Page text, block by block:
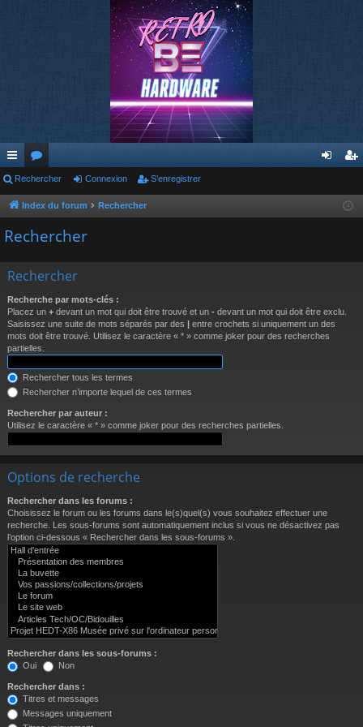
cc
ès
ra
de
or
u
m
nr
Rechercher Connexion S’enregistrer
Index du forum Rechercher
Rechercher
Rechercher
Recherche par mots-clés :
Placez un + devant un mot qui doit être trouvé et un - devant un mot qui doit être exclu.
Saisissez une suite de mots séparés par des | entre crochets si uniquement un des
mots doit être trouvé. Utilisez le caractère « * » comme joker pour des recherches
partielles.
Rechercher tous les termes
Rechercher n’importe lequel de ces termes
Rechercher par auteur :
Utilisez le caractère « * » comme joker pour des recherches partielles.
Options de recherche
Rechercher dans les forums :
Choisissez le forum ou les forums dans le(s)quel(s) vous souhaitez effectuer une
recherche. Les sous-forums sont automatiquement inclus si vous ne désactivez pas
l’option ci-dessous « Rechercher dans les sous-forums ».
Rechercher dans les sous-forums :
Oui
Non
Rechercher dans :
Titres et messages
Messages uniquement